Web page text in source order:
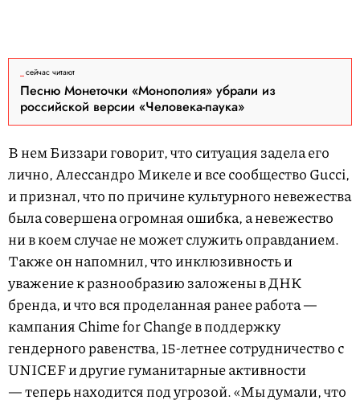
сейчас читают
Песню Монеточки «Монополия» убрали из
российской версии «Человека-паука»
В нем Биззари говорит, что ситуация задела его
лично, Алессандро Микеле и все сообщество Gucci,
и признал, что по причине культурного невежества
была совершена огромная ошибка, а невежество
ни в коем случае не может служить оправданием.
Также он напомнил, что инклюзивность и
уважение к разнообразию заложены в ДНК
бренда, и что вся проделанная ранее работа —
кампания Chime for Change в поддержку
гендерного равенства, 15-летнее сотрудничество с
UNICEF и другие гуманитарные активности
— теперь находится под угрозой. «Мы думали, что